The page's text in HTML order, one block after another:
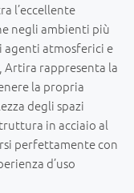
l’eccellente
negli ambienti più
agenti atmosferici e
Artira rappresenta la
la propria
degli spazi
in acciaio al
perfettamente con
d’uso